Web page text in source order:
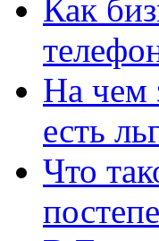
Как
На чем
есть
Что